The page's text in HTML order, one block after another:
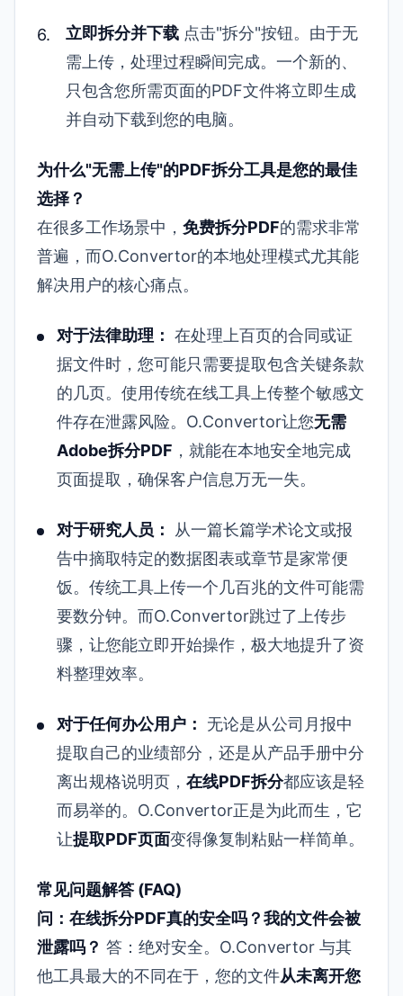
立即拆分并下载 点击"拆分"按钮。由于无
需上传，处理过程瞬间完成。一个新的、
只包含您所需页面的PDF文件将立即生成
并自动下载到您的电脑。
为什么"无需上传"的PDF拆分工具是您的最佳
选择？
在很多工作场景中， 免费拆分PDF的需求非常
普遍，而O.Convertor的本地处理模式尤其能
解决用户的核心痛点。
对于法律助理： 在处理上百页的合同或证
据文件时，您可能只需要提取包含关键条款
的几页。使用传统在线工具上传整个敏感文
件存在泄露风险。O.Convertor让您无需
Adobe拆分PDF ，就能在本地安全地完成
页面提取，确保客户信息万无一失。
对于研究人员：
从一篇长篇学术论文或报
告中摘取特定的数据图表或章节是家常便
饭。传统工具上传一个几百兆的文件可能需
要数分钟。而O.Convertor跳过了上传步
骤，让您能立即开始操作，极大地提升了资
料整理效率。
对于任何办公用户：
无论是从公司月报中
提取自己的业绩部分，还是从产品手册中分
离出规格说明页， 在线PDF拆分都应该是轻
而易举的。O.Convertor正是为此而生，它
让提取PDF页面变得像复制粘贴一样简单。
常见问题解答 (FAQ)
问：在线拆分PDF真的安全吗？我的文件会被
泄露吗？ 答：绝对安全。O.Convertor 与其
他工具最大的不同在于，您的文件从未离开您